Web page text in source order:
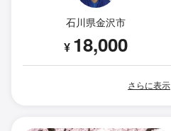
石川県金沢市
¥ 18,000
さらに表示